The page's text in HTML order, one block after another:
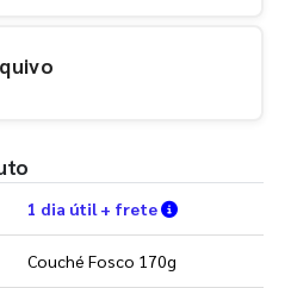
1 dia útil + frete Verifique as
Couché Fosco 170g